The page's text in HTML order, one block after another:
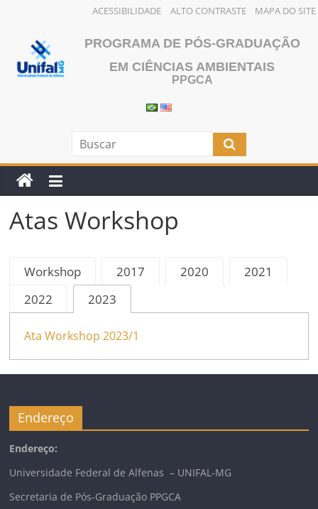
ACESSIBILIDADE ALTO CONTRASTE MAPA DO SITE
conteúdo
PROGRAMA DE PÓS-GRADUAÇÃO
EM CIÊNCIAS AMBIENTAIS
PPGCA
Atas Workshop
Workshop 2017 2020
2021
2022
2023
Ata Workshop 2023/1
Endereço
Endereço:
Universidade Federal de Alfenas – UNIFAL-MG
Secretaria de Pós-Graduação PPGCA